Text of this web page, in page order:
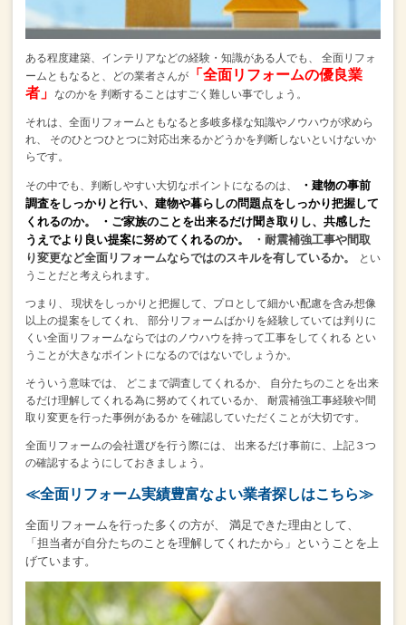
ある程度建築、 インテリアなどの経験・知識がある人でも、
全面リフォ
ームともなると、どの業者さんが
「 全面リフォームの優良業
者」
なのかを 判断することはすごく難しい事でしょう。
それは、全面リフォームともなると多岐多様な知識やノウハウが求めら
れ、
そのひとつひとつに対応出来るかどうかを判断しないといけないか
らです。
その中でも、判断しやすい大切なポイントになるのは、
・建物の事前
調査をしっかりと行い、建物や暮らしの問題点をしっかり把握して
くれるのか。
・ご家族のことを出来るだけ聞き取りし、共感した
うえでより良い提案に努めてくれるのか。
・耐震補強工事や間取
り変更など全面リフォームならではのスキルを有しているか。
とい
うことだと考えられます。
つまり、
現状をしっかりと把握して、プロとして細かい配慮を含み想像
以上の提案をしてくれ、
部分リフォームばかりを経験していては判りに
くい全面リフォームならではのノウハウを持って工事をしてくれる とい
うことが大きなポイントになるのではないでしょうか。
そういう意味では、 どこまで調査してくれるか、
自分たちのことを出来
るだけ理解してくれる為に努めてくれているか、
耐震補強工事経験や間
取り変更を行った事例があるか を確認していただくことが大切です。
全面リフォームの会社選びを行う際には、
出来るだけ事前に、上記３つ
の確認するようにしておきましょう。
≪全面リフォーム実績豊富なよい業者探しはこちら≫
全面リフォームを行った多くの方が、
満足できた理由として、
「担当者が自分たちのことを理解してくれたから」 ということを上
げています。